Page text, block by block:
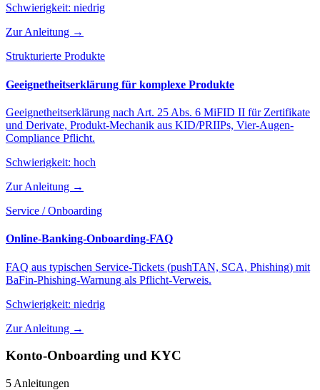
Schwierigkeit: niedrig
Zur Anleitung →
Strukturierte Produkte
Geeignetheitserklärung für komplexe Produkte
Geeignetheitserklärung nach Art. 25 Abs. 6 MiFID II für Zertifikate
und Derivate, Produkt-Mechanik aus KID/PRIIPs, Vier-Augen-
Compliance Pflicht.
Schwierigkeit: hoch
Zur Anleitung →
Service / Onboarding
Online-Banking-Onboarding-FAQ
FAQ aus typischen Service-Tickets (pushTAN, SCA, Phishing) mit
BaFin-Phishing-Warnung als Pflicht-Verweis.
Schwierigkeit: niedrig
Zur Anleitung →
Konto-Onboarding und KYC
5 Anleitungen